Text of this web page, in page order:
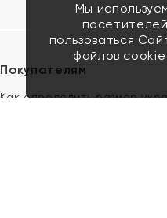
Покупателям
Как определить размер
Мы
пользоваться
файлов